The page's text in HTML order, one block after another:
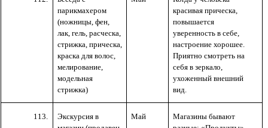
парикмахером
(ножницы, фен,
лак, гель, расческа,
стрижка, прическа,
краска для волос,
мелирование,
модельная
стрижка)
красивая прическа,
повышается
уверенность в себе,
настроение хорошее.
Приятно смотреть на
себя в зеркало,
ухоженный внешний
вид.
113.
Экскурсия в
Май
Магазины бывают